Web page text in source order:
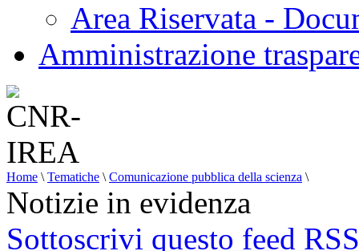
Area Riservata -
Amministrazione
Home \ Tematiche \ Comunicazione pubblica della scienza \
Notizie in evidenza
Sottoscrivi questo feed RSS